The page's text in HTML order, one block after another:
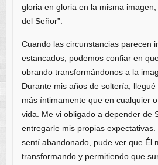
gloria en gloria en la misma
del Señor”.
Cuando las circunstancias parecen
estancados, podemos confiar en
obrando transformándonos a la
Durante mis años de soltería,
más íntimamente que en cualquier
vida. Me vi obligado a depender de
entregarle mis propias
sentí abandonado, pude ver que Él
transformando y permitiendo que